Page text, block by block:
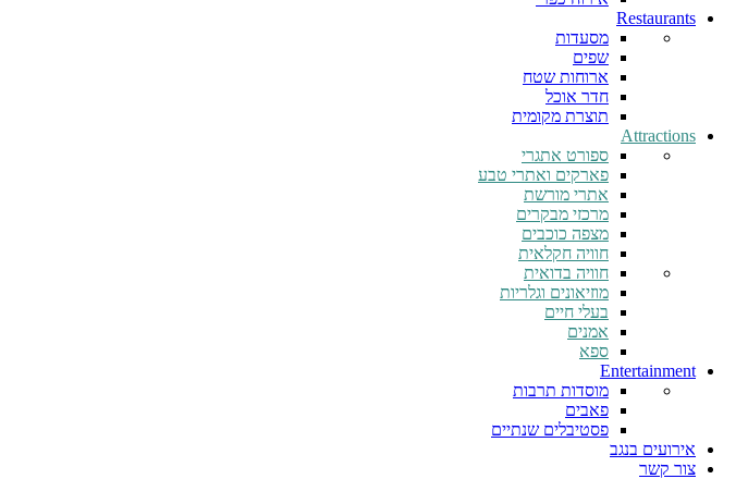
Restaurants
מסעדות
שפים
ארוחות שטח
חדר אוכל
תוצרת מקומית
Attractions
ספורט אתגרי
פארקים ואתרי טבע
אתרי מורשת
מרכזי מבקרים
מצפה כוכבים
חוויה חקלאית
חוויה בדואית
מוזיאונים וגלריות
בעלי חיים
אמנים
ספא
Entertainment
מוסדות תרבות
פאבים
פסטיבלים שנתיים
אירועים בנגב
צור קשר